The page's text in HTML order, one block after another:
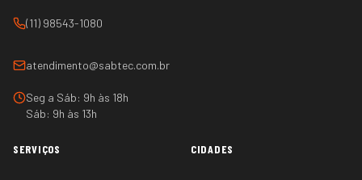
(11) 98543-1080
atendimento@sabtec.com.br
Seg a Sáb: 9h às 18h
Sáb: 9h às 13h
SERVIÇOS CIDADES